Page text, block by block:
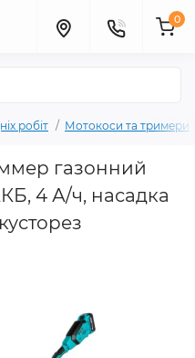
0
робіт Мотокоси та тримери
газонний
4 А/ч, насадка